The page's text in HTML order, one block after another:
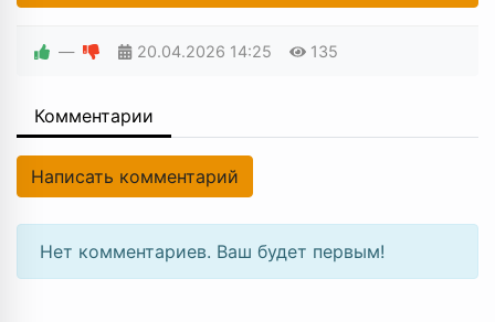
— 20.04.2026 14:25 135
Комментарии
Написать комментарий
Нет комментариев. Ваш будет первым!